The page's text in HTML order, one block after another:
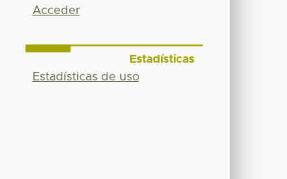
Acceder
Estadísticas
Estadísticas de uso